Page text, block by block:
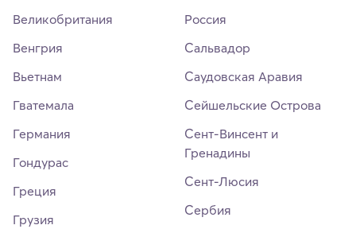
Великобритания
Венгрия
Вьетнам
Гватемала
Германия
Гондурас
Греция
Грузия
Россия
Сальвадор
Саудовская Аравия
Сейшельские Острова
Сент-Винсент и
Гренадины
Сент-Люсия
Сербия